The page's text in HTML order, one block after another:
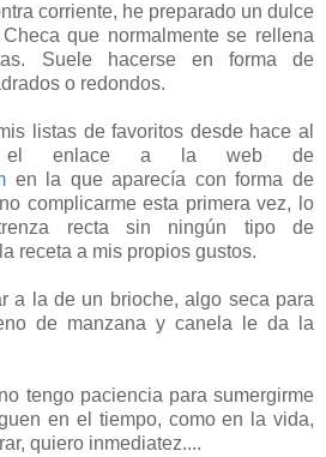
corriente, he preparado un dulce
que normalmente se rellena
Suele hacerse en forma de
o redondos.
listas de favoritos desde hace al
el enlace a la web de
en la que aparecía con forma de
complicarme esta primera vez, lo
recta sin ningún tipo de
receta a mis propios gustos.
a la de un brioche, algo seca para
de manzana y canela le da la
tengo paciencia para sumergirme
en el tiempo, como en la vida,
quiero inmediatez....